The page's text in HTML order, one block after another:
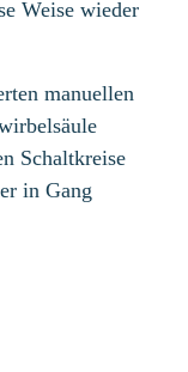
Weise wieder
manuellen
Schaltkreise
in Gang